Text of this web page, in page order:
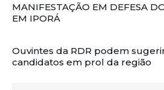
MANIFESTAÇÃO EM DEFESA
EM IPORÁ
Ouvintes da RDR podem
candidatos em prol da região